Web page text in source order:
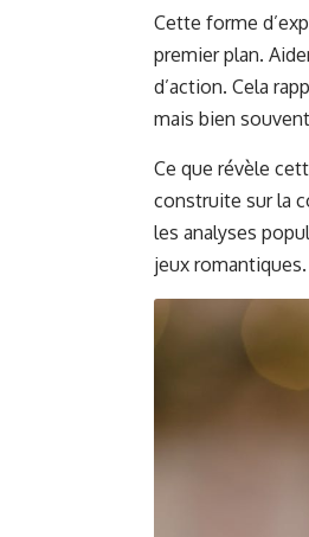
Cette forme
premier plan.
d’action. Cela
mais bien
Ce que révèle
construite sur la
les analyses
jeux romantiques.